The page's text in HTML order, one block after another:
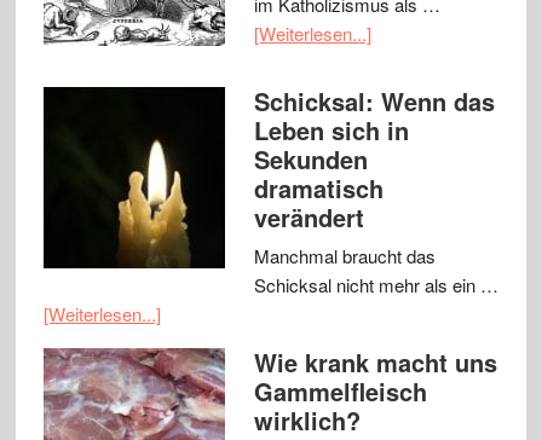
[Weiterlesen...]
Schicksal: Wenn das
Leben sich in
Sekunden
dramatisch
verändert
Manchmal braucht das
Schicksal nicht mehr als ein …
[Weiterlesen...]
Wie krank macht uns
Gammelfleisch
wirklich?